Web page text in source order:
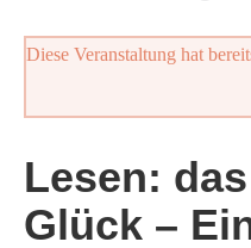
Diese Veranstaltung hat
Lesen:
Glück –